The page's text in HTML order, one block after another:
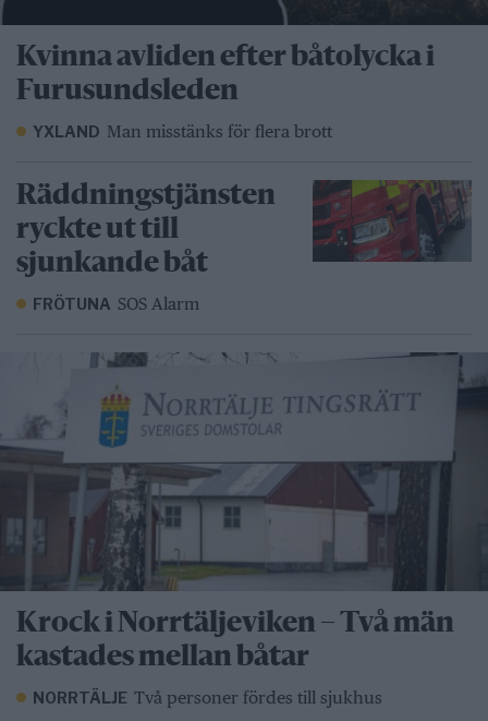
Kvinna avliden efter båtolycka i
Furusundsleden
YXLAND Man misstänks för flera brott
Räddningstjänsten
ryckte ut till
sjunkande båt
FRÖTUNA SOS Alarm
Krock i Norrtäljeviken – Två män
kastades mellan båtar
NORRTÄLJE Två personer fördes till sjukhus